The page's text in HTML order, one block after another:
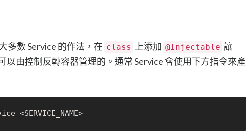
多數 Service 的作法，在 class 上添加 @Injectable 讓
以由控制反轉容器管理的。通常 Service 會使用下方指令來產
<SERVICE_NAME>